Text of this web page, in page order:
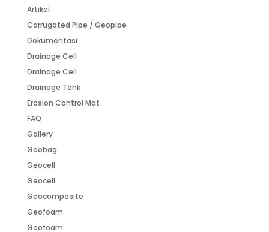
Artikel
Corrugated Pipe / Geopipe
Dokumentasi
Drainage Cell
Drainage Cell
Drainage Tank
Erosion Control Mat
FAQ
Gallery
Geobag
Geocell
Geocell
Geocomposite
Geofoam
Geofoam